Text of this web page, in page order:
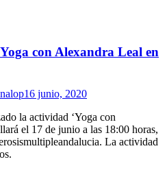
con Alexandra Leal en
16 junio, 2020
la actividad ‘Yoga con
el 17 de junio a las 18:00 horas,
La actividad